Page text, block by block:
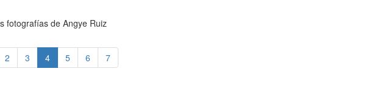
fotografías de Angye Ruiz
2 3 4 5 6 7